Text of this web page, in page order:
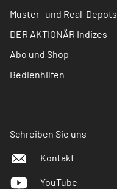
Muster- und Real-Depots
DER AKTIONÄR Indizes
Abo und Shop
Bedienhilfen
Schreiben Sie uns
Kontakt
YouTube